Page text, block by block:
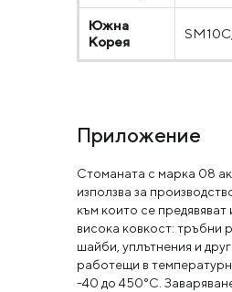
Южна
Корея
Приложение
Стоманата с марка 08
използва за
към които се предявяват
висока ковкост: тръбни
шайби, уплътнения и
работещи в
-40 до 450°C.